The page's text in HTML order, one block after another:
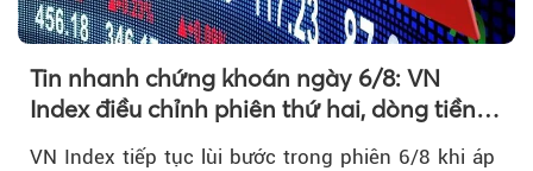
Tin nhanh chứng khoán ngày 6/8: VN
Index điều chỉnh phiên thứ hai, dòng tiền
chờ phản ứng tại vùng MA20
VN Index tiếp tục lùi bước trong phiên 6/8 khi áp